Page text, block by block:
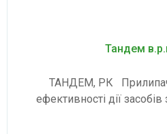
Тандем
ТАНДЕМ, РК
ефективності дії